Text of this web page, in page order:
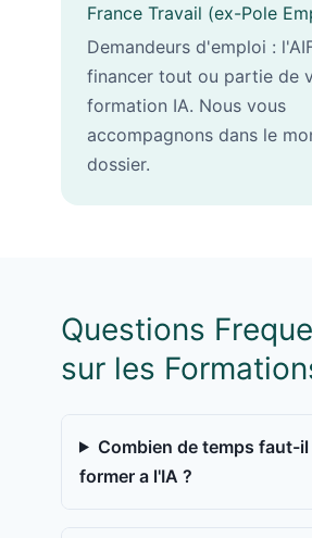
France Travail (ex-Pole
Demandeurs d'emploi :
financer tout ou partie de
formation IA. Nous vous
accompagnons dans le
dossier.
Questions
sur les
Combien de temps faut-
former a l'IA ?